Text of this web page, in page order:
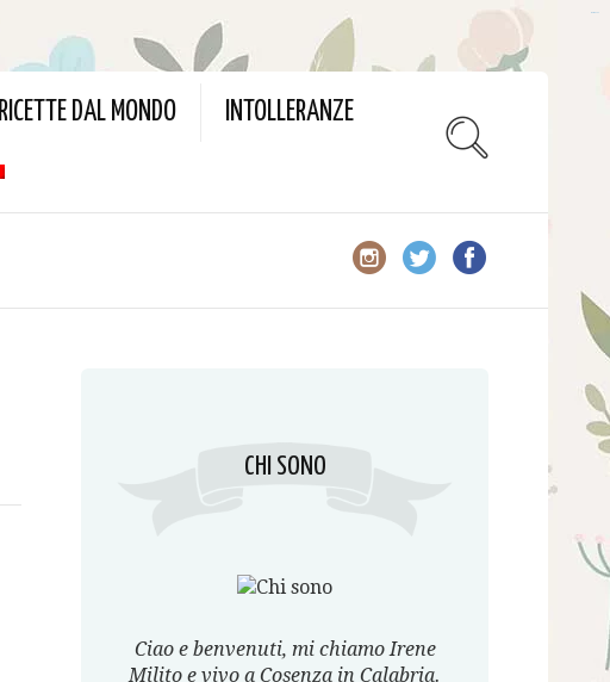
RICETTE DAL MONDO INTOLLERANZE
CHI SONO
Ciao e benvenuti, mi chiamo Irene
Milito e vivo a Cosenza in Calabria.